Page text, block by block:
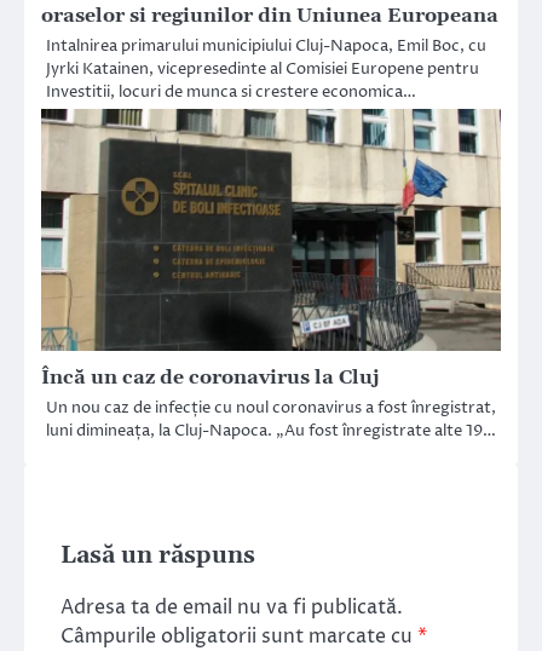
oraselor si regiunilor din Uniunea Europeana
Intalnirea primarului municipiului Cluj-Napoca, Emil Boc, cu
Jyrki Katainen, vicepresedinte al Comisiei Europene pentru
Investitii, locuri de munca si crestere economica…
Încă un caz de coronavirus la Cluj
Un nou caz de infecție cu noul coronavirus a fost înregistrat,
luni dimineața, la Cluj-Napoca. „Au fost înregistrate alte 19…
Lasă un răspuns
Adresa ta de email nu va fi publicată.
Câmpurile obligatorii sunt marcate cu *